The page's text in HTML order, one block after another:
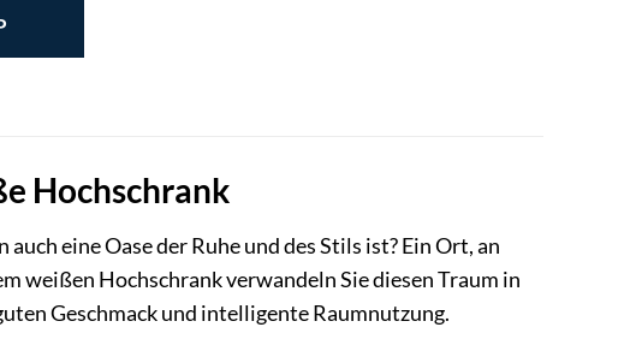
Hochschrank
eine Oase der Ruhe und des Stils ist? Ein Ort, an
weißen Hochschrank verwandeln Sie diesen Traum in
Geschmack und intelligente Raumnutzung.